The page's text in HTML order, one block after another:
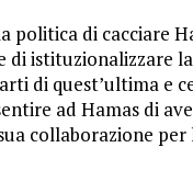
politica di cacciare
di istituzionalizzare
di quest’ultima e
ad Hamas di
collaborazione